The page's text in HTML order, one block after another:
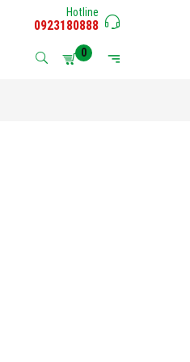
Hotline
0923180888
0